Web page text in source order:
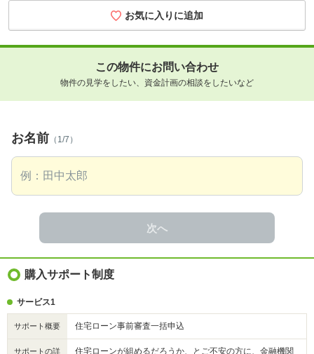
お気に入りに追加
この物件にお問い合わせ
物件の見学をしたい、資金計画の相談をしたいなど
お名前 （1/7）
次へ
購入サポート制度
サービス1
サポート概要 住宅ローン事前審査一括申込
サポートの詳
住宅ローンが組めるだろうか、とご不安の方に、金融機関